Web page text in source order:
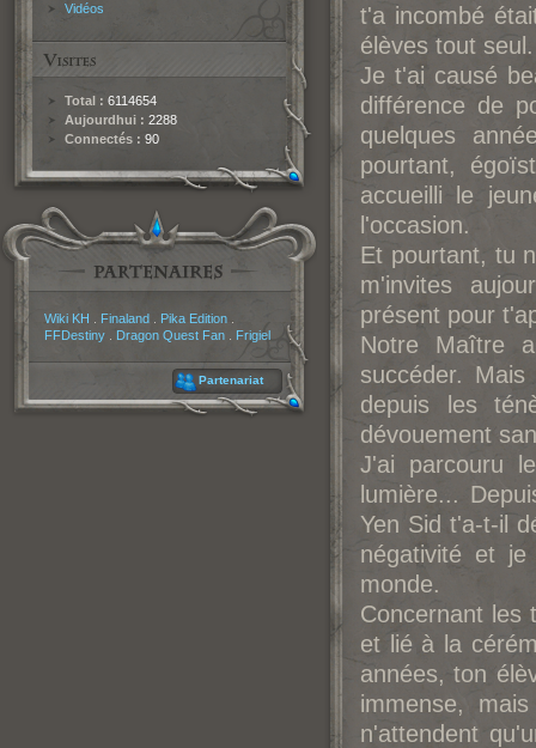
Vidéos
Total : 6114654
Aujourdhui : 2288
Connectés : 90
Wiki KH Finaland Pika Edition
FFDestiny
Dragon Quest Fan Frigiel
Partenariat
t'a incombé
élèves tout
Je t'ai causé
différence de
quelques
pourtant,
accueilli le
l'occasion.
Et pourtant, tu
m'invites
présent pour
Notre Maître
succéder.
depuis les
dévouement
J'ai parcouru
lumière...
Yen Sid t'a-t-il
négativité et je
monde.
Concernant les
et lié à la
années, ton
immense,
n'attendent